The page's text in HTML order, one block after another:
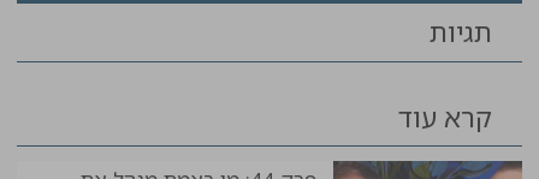
תגיות
קרא עוד